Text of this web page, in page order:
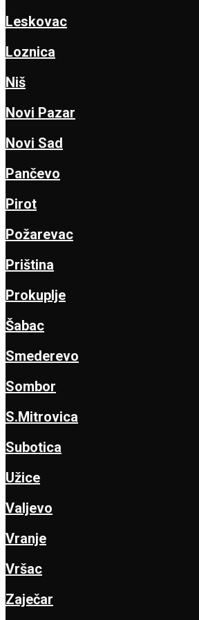
Leskovac
Loznica
Niš
Novi Pazar
Novi Sad
Pančevo
Pirot
Požarevac
Priština
Prokuplje
Šabac
Smederevo
Sombor
S.Mitrovica
Subotica
Užice
Valjevo
Vranje
Vršac
Zaječar